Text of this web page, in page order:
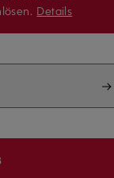
Details